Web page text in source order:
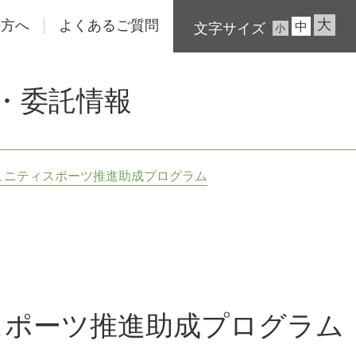
へ よくあるご質問 文字サイズ 小 中 大
委託情報
ティスポーツ推進助成プログラム
ーツ推進助成プログラム